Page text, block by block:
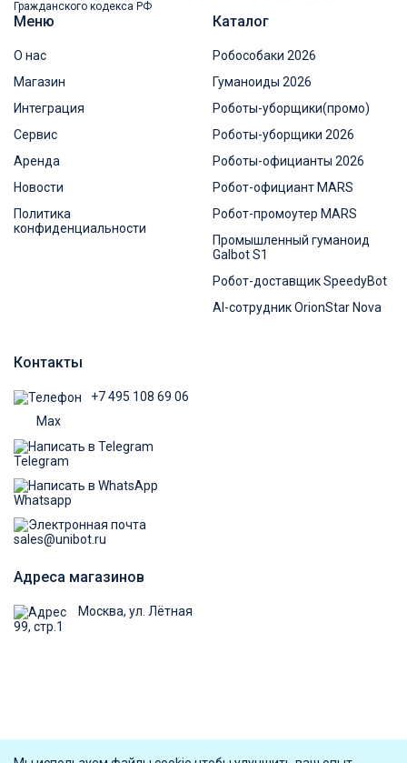
Гражданского кодекса РФ
Меню
О нас
Магазин
Интеграция
Сервис
Аренда
Новости
Политика
конфиденциальности
Каталог
Робособаки 2026
Гуманоиды 2026
Роботы-уборщики(промо)
Роботы-уборщики 2026
Роботы-официанты 2026
Робот-официант MARS
Робот-промоутер MARS
Промышленный гуманоид
Galbot S1
Робот-доставщик SpeedyBot
AI-сотрудник OrionStar Nova
Контакты
+7 495 108 69 06
Max
Telegram
Whatsapp
sales@unibot.ru
Адреса магазинов
Москва, ул. Лётная
99, стр.1